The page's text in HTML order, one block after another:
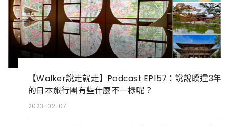
【Walker說走就走】Podcast EP157：說說睽違3年
的日本旅行團有些什麼不一樣呢？
2023-02-07